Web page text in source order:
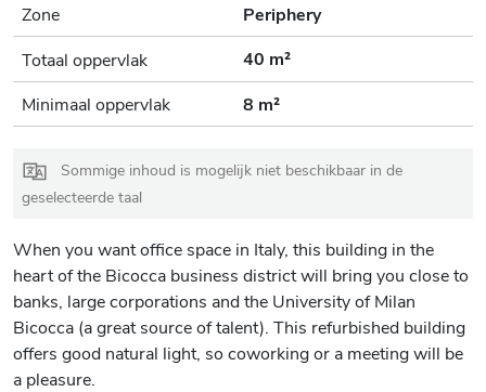
Zone
Periphery
Totaal oppervlak
40 m²
Minimaal oppervlak
8 m²
Sommige inhoud is mogelijk niet beschikbaar in de
geselecteerde taal
When you want office space in Italy, this building in the
heart of the Bicocca business district will bring you close to
banks, large corporations and the University of Milan
Bicocca (a great source of talent). This refurbished building
offers good natural light, so coworking or a meeting will be
a pleasure.